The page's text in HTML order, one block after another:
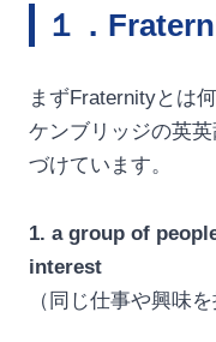
１．
まずFraternityとは
ケンブリッジの英
づけています。
1. a group of
interest
（同じ仕事や興味